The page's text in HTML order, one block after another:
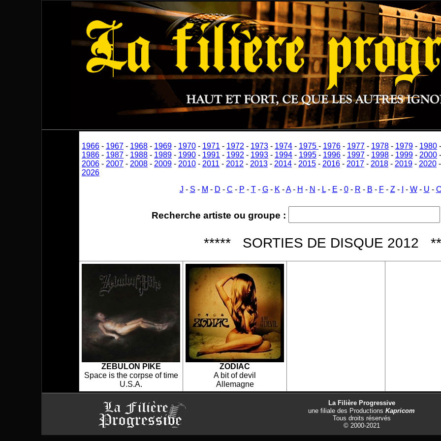
1966 - 1967 - 1968 - 1969 - 1970 - 1971 - 1972 - 1973 - 1974 - 1975 - 1976 - 1977 - 1978 - 1979 - 1980
1986 - 1987 - 1988 - 1989 - 1990 - 1991 - 1992 - 1993 - 1994 - 1995 - 1996 - 1997 - 1998 - 1999 - 2000
2006 - 2007 - 2008 - 2009 - 2010 - 2011 - 2012 - 2013 - 2014 - 2015 - 2016 - 2017 - 2018 - 2019 - 2020
2026
J - S - M - D - C - P - T- G- K -A- H - N - L- E - 0- R - B - F- Z - - W- U -
Recherche artiste ou groupe :
***** SORTIES DE DISQUE 2012
ZEBULON PIKE
Space is the corpse of time
U.S.A.
ZODIAC
A bit of devil
Allemagne
La Filière Progressive
une filiale des Productions Kapricom
Tous droits réservés
© 2000-2021